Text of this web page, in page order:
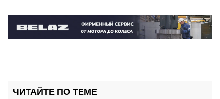
ЧИТАЙТЕ ПО ТЕМЕ